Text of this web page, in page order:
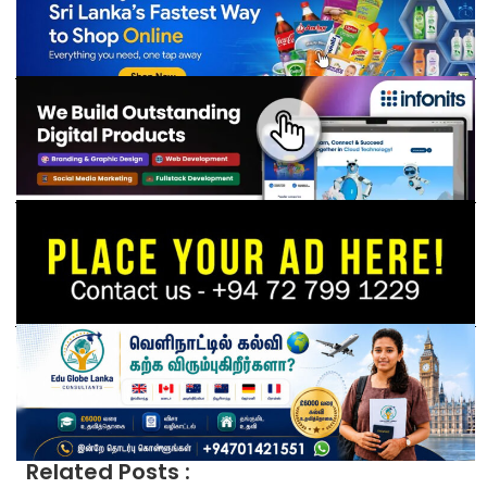
Related Posts :